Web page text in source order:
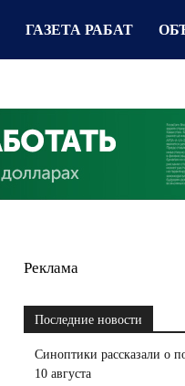
ГАЗЕТА РАБАТ
Реклама
Последние новости
Синоптики рассказали о
10 августа